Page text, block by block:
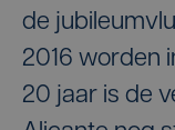
de
2016 worden
20 jaar is de